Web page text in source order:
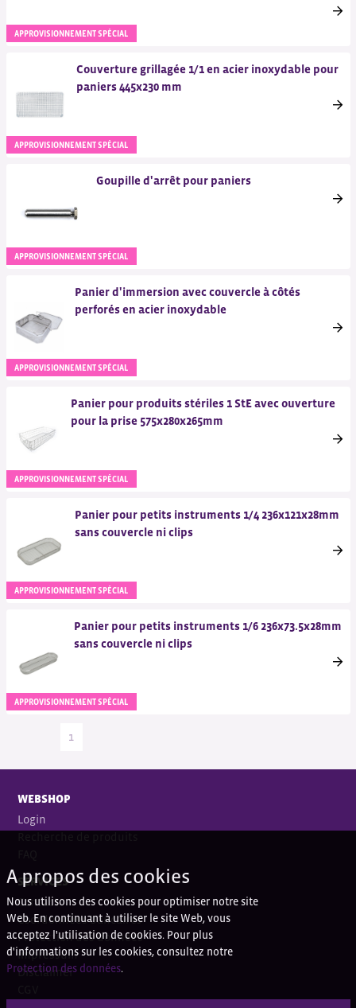
APPROVISIONNEMENT SPÉCIAL
APPROVISIONNEMENT SPÉCIAL
Couverture grillagée 1/1 en acier inoxydable pour
paniers 445x230 mm
APPROVISIONNEMENT SPÉCIAL
Goupille d'arrêt pour paniers
APPROVISIONNEMENT SPÉCIAL
Panier d'immersion avec couvercle à côtés
perforés en acier inoxydable
APPROVISIONNEMENT SPÉCIAL
Panier pour produits stériles 1 StE avec ouverture
pour la prise 575x280x265mm
APPROVISIONNEMENT SPÉCIAL
Panier pour petits instruments 1/4 236x121x28mm
sans couvercle ni clips
APPROVISIONNEMENT SPÉCIAL
Panier pour petits instruments 1/6 236x73.5x28mm
sans couvercle ni clips
1
WEBSHOP
Login
SERVICES
Contact
Coordonnées bancaires
Protection des données
Impressum
Disclaimer
A propos des cookies
Nous utilisons des cookies pour optimiser notre site
Web. En continuant à utiliser le site Web, vous
acceptez l'utilisation de cookies. Pour plus
d'informations sur les cookies, consultez notre
Protection des données.